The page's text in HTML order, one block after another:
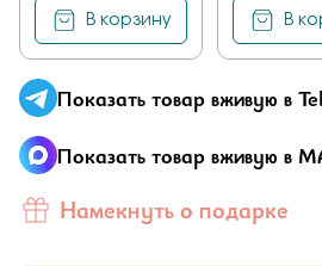
В корзину В
Показать товар вживую в
Показать товар вживую в
Намекнуть о подарке